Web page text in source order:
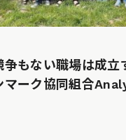
もない職場は成立
マーク協同組合